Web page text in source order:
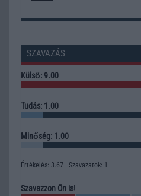
SZAVAZÁS
Külső: 9.00
Tudás: 1.00
Minőség: 1.00
Értékelés: 3.67 | Szavazatok: 1
Szavazzon Ön is!